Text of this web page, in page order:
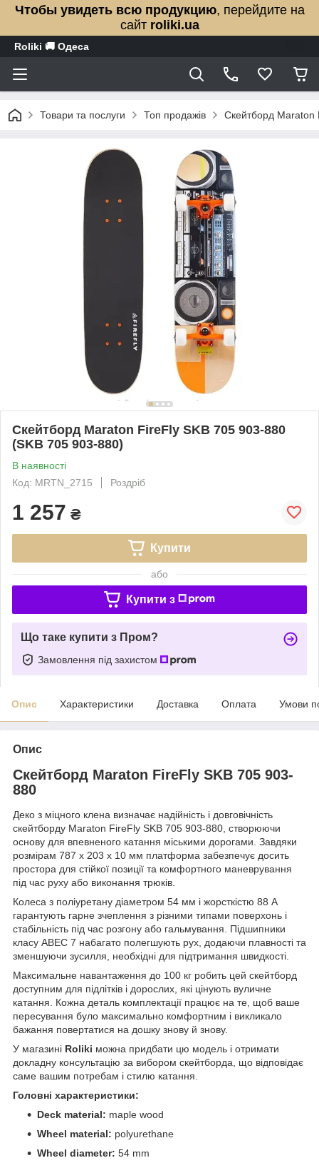
Чтобы увидеть всю продукцию, перейдите на
сайт roliki.ua
Roliki 🚚 Одеса
Товари та послуги Топ продажів Скейтборд Maraton
Скейтборд Maraton FireFly SKB 705 903-880
(SKB 705 903-880)
В наявності
Код: MRTN_2715
Роздріб
1 257 ₴
Купити
або
Купити з
Що таке купити з Пром?
Замовлення під захистом
Опис Характеристики Доставка Оплата Умови
Опис
Скейтборд Maraton FireFly SKB 705 903-
880
Деко з міцного клена визначає надійність і довговічність
скейтборду Maraton FireFly SKB 705 903-880, створюючи
основу для впевненого катання міськими дорогами. Завдяки
розмірам 787 х 203 х 10 мм платформа забезпечує досить
простора для стійкої позиції та комфортного маневрування
під час руху або виконання трюків.
Колеса з поліуретану діаметром 54 мм і жорсткістю 88 А
гарантують гарне зчеплення з різними типами поверхонь і
стабільність під час розгону або гальмування. Підшипники
класу ABEC 7 набагато полегшують рух, додаючи плавності та
зменшуючи зусилля, необхідні для підтримання швидкості.
Максимальне навантаження до 100 кг робить цей скейтборд
доступним для підлітків і дорослих, які цінують вуличне
катання. Кожна деталь комплектації працює на те, щоб ваше
пересування було максимально комфортним і викликало
бажання повертатися на дошку знову й знову.
У магазині Roliki можна придбати цю модель і отримати
докладну консультацію за вибором скейтборда, що відповідає
саме вашим потребам і стилю катання.
Головні характеристики:
Deck material: maple wood
Wheel material: polyurethane
Wheel diameter: 54 mm